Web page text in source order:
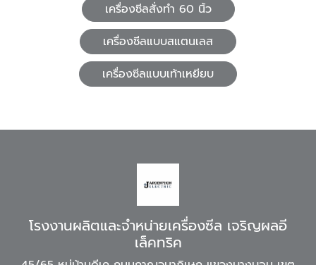
เครื่องซีลสั่งทำ 60 นิ้ว
เครื่องซีลแบบสแตนเลส
เครื่องซีลแบบเท้าเหยียบ
โรงงานผลิตและจำหน่ายเครื่องซีล เจริญผลอี
เล็คทริค